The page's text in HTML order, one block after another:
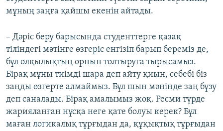
мұның заңға қайшы екенін айтады.
– Дәріс беру барысында студенттерге қазақ
тіліндегі мәтінге өзгеріс енгізіп барып береміз де,
бұл олқылықтың орнын толтыруға тырысамыз.
Бірақ мұны тиімді шара деп айту қиын, себебі біз
заңды өзгерте алмаймыз. Бұл шын мәнінде заң бұзу
деп саналады. Бірақ амалымыз жоқ. Ресми түрде
жарияланған нұсқа неге қате болуы керек? Бұл
маған логикалық тұрғыдан да, құқықтық тұрғыдан